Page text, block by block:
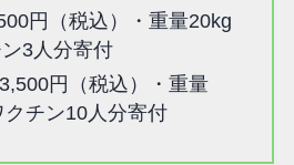
円（税込）・重量20kg
3人分寄付
3,500円（税込）・重量
チン10人分寄付